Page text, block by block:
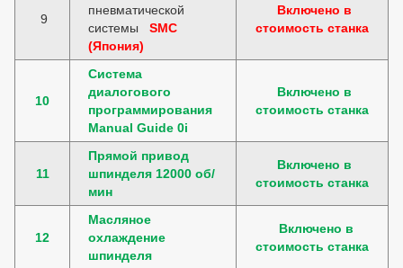
9
пневматической
системы SMC
(Япония)
Включено в
стоимость станка
10
Система
диалогового
программирования
Manual Guide 0i
Включено в
стоимость станка
11
Прямой привод
шпинделя 12000 об/
мин
Включено в
стоимость станка
12
Масляное
охлаждение
шпинделя
Включено в
стоимость станка